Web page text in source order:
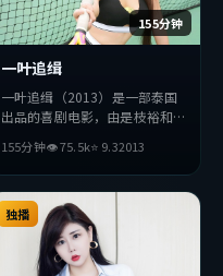
155分钟
一叶追缉
一叶追缉（2013）是一部泰国
出品的喜剧电影，由是枝裕和执
演。影片在叙事与视听上力求突
破，探讨人性与抉择，节奏张弛
有度，适合喜欢该类型的观众完
整观看。
155分钟👁75.5k⭐ 9.32013
独播